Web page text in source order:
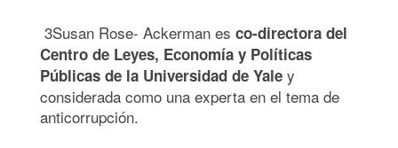
3Susan Rose- Ackerman es co-directora del
Centro de Leyes, Economía y Políticas
Públicas de la Universidad de Yale y
considerada como una experta en el tema de
anticorrupción.